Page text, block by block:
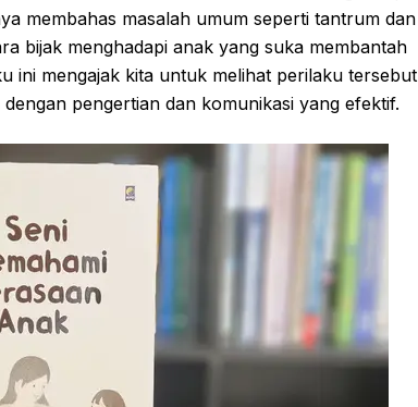
membahas masalah umum seperti tantrum dan
bijak menghadapi anak yang suka membantah
ini mengajak kita untuk melihat perilaku tersebut
pengertian dan komunikasi yang efektif.